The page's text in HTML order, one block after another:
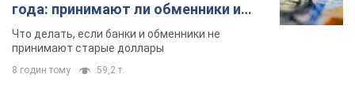
года: принимают ли обменники и
банки такие купюры
Что делать, если банки и обменники не
принимают старые доллары
8 годин тому 59,2 т.